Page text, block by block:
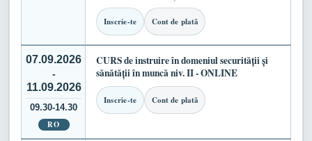
Inscrie-te Cont de plată
07.09.2026
-
11.09.2026
09.30-14.30
RO
CURS de instruire în domeniul securității și
sănătății în muncă niv. II - ONLINE
Inscrie-te Cont de plată